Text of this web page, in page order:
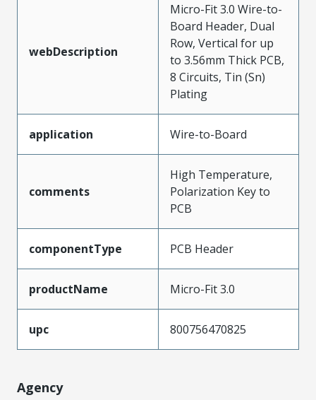
webDescription
Micro-Fit 3.0 Wire-to-
Board Header, Dual
Row, Vertical for up
to 3.56mm Thick PCB,
8 Circuits, Tin (Sn)
Plating
application Wire-to-Board
comments
High Temperature,
Polarization Key to
PCB
componentType PCB Header
productName Micro-Fit 3.0
upc 800756470825
Agency